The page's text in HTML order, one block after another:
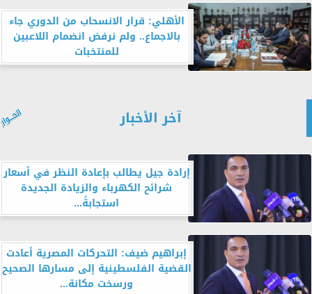
الأهلي: قرار الانسحاب من الدوري جاء
بالاجماع.. ولم نرفض انضمام اللاعبين
للمنتخبات
آخر الأخبار
إرادة جيل يطالب بإعادة النظر في أسعار
شرائح الكهرباء والزيادة الجديدة
استجابةً...
إبراهيم ضيف: التحركات المصرية أعادت
القضية الفلسطينية إلى مسارها الصحيح
ورسخت مكانة...